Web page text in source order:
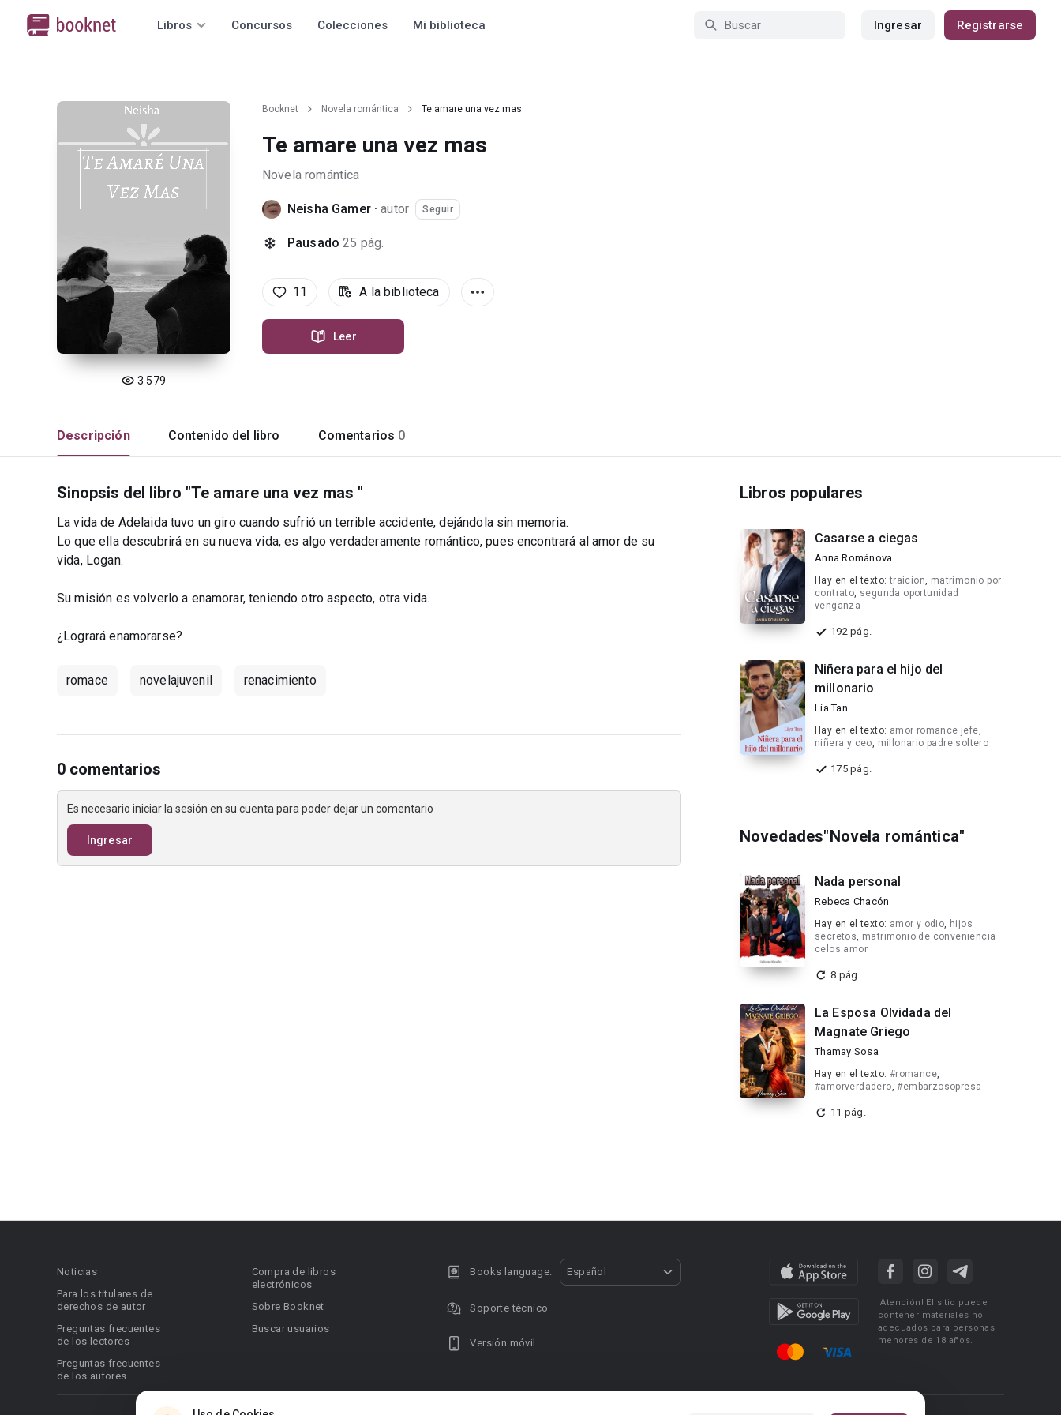
Libros Concursos Colecciones Mi biblioteca Ingresar Registrarse
3 579
Booknet Novela romántica Te amare una vez mas
Te amare una vez mas
Novela romántica
Neisha Gamer·autor Seguir
Pausado 25 pág.
11 A la biblioteca
Leer
Descripción Contenido del libro Comentarios 0
Sinopsis del libro "Te amare una vez mas "
La vida de Adelaida tuvo un giro cuando sufrió un terrible accidente, dejándola sin memoria.
Lo que ella descubrirá en su nueva vida, es algo verdaderamente romántico, pues encontrará al amor de su
vida, Logan.
Su misión es volverlo a enamorar, teniendo otro aspecto, otra vida.
¿Logrará enamorarse?
romace novelajuvenil renacimiento
0 comentarios
Es necesario iniciar la sesión en su cuenta para poder dejar un comentario
Ingresar
Libros populares
Casarse a ciegas
Anna Románova
Hay en el texto:traicion, matrimonio por
contrato, segunda oportunidad
venganza
192 pág.
Niñera para el hijo del
millonario
Lia Tan
Hay en el texto: amor romance jefe,
niñera y ceo, millonario padre soltero
175 pág.
Novedades"Novela romántica"
Nada personal
Rebeca Chacón
Hay en el texto: amor y odio, hijos
secretos, matrimonio de conveniencia
celos amor
8 pág.
La Esposa Olvidada del
Magnate Griego
Thamay Sosa
Hay en el texto: #romance,
#amorverdadero,#embarzosopresa
11 pág.
Noticias
Para los titulares de
derechos de autor
Preguntas frecuentes
de los lectores
Preguntas frecuentes
de los autores
Compra de libros
electrónicos
Sobre Booknet
Buscar usuarios
Books language: Español
Soporte técnico
Versión móvil
¡Atención! El sitio puede
contener materiales no
adecuados para personas
menores de 18 años.